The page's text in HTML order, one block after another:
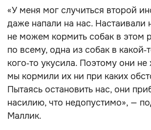
«У меня мог случиться второй
даже напали на нас. Настаивали
не можем кормить собак в этом
по всему, одна из собак в
кого‑то укусила. Поэтому они не
мы кормили их ни при каких
Пытаясь остановить нас, они
насилию, что недопустимо», —
Маллик.